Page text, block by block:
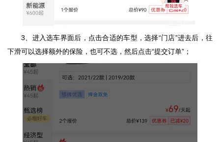
3、进入选车界面后，点击合适的车型，选择“门店”进去后，往
下滑可以选择额外的保险，也可不选，然后点击“提交订单”；